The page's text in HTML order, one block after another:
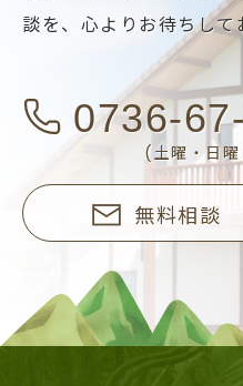
談を、 心よりお待ちして
0736-
(土曜・日
無料相談